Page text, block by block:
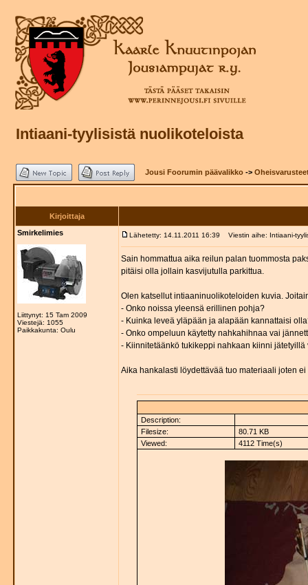
Intiaani-tyylisistä nuolikoteloista
Jousi Foorumin päävalikko ->
Kirjoittaja
Smirkelimies
Liittynyt: 15 Tam 2009
Viestejä: 1055
Paikkakunta: Oulu
Lähetetty: 14.11.2011 16:39 Viestin aihe: Intiaani-
Sain hommattua aika reilun palan tuommosta
pitäisi olla jollain kasvijutulla parkittua.
Olen katsellut intiaaninuolikoteloiden kuvia.
- Onko noissa yleensä erillinen pohja?
- Kuinka leveä yläpään ja alapään kannattaisi
- Onko ompeluun käytetty nahkahihnaa vai
- Kiinnitetäänkö tukikeppi nahkaan kiinni
Aika hankalasti löydettävää tuo materiaali joten
Description:
Filesize:
80.71 KB
Viewed:
4112 Time(s)